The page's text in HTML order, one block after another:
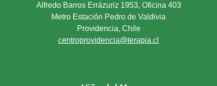
Alfredo Barros Errázuriz 1953, Oficina 403
Metro Estación Pedro de Valdivia
Providencia, Chile
centroprovidencia@terapia.cl